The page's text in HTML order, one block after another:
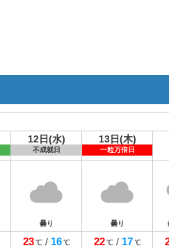
12日(水)
不成就日
13日(木)
一粒万倍日
曇り 曇り
23 ℃/ 16 ℃ 22 ℃/ 17 ℃